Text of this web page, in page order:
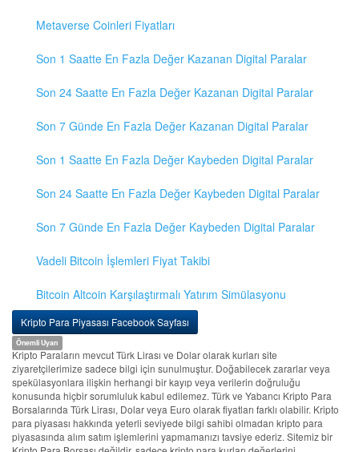
Metaverse Coinleri Fiyatları
Son 1 Saatte En Fazla Değer Kazanan Digital Paralar
Son 24 Saatte En Fazla Değer Kazanan Digital Paralar
Son 7 Günde En Fazla Değer Kazanan Digital Paralar
Son 1 Saatte En Fazla Değer Kaybeden Digital Paralar
Son 24 Saatte En Fazla Değer Kaybeden Digital Paralar
Son 7 Günde En Fazla Değer Kaybeden Digital Paralar
Vadeli Bitcoin İşlemleri Fiyat Takibi
Bitcoin Altcoin Karşılaştırmalı Yatırım Simülasyonu
Kripto Para Piyasası Facebook Sayfası
Önemli Uyarı
Kripto Paraların mevcut Türk Lirası ve Dolar olarak kurları site
ziyaretçilerimize sadece bilgi için sunulmuştur. Doğabilecek zararlar veya
spekülasyonlara ilişkin herhangi bir kayıp veya verilerin doğruluğu
konusunda hiçbir sorumluluk kabul edilemez. Türk ve Yabancı Kripto Para
Borsalarında Türk Lirası, Dolar veya Euro olarak fiyatları farklı olabilir. Kripto
para piyasası hakkında yeterli seviyede bilgi sahibi olmadan kripto para
piyasasında alım satım işlemlerini yapmamanızı tavsiye ederiz. Sitemiz bir